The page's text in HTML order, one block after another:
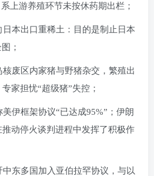
上游养殖环节未按休药期出栏；
日本出口重稀土：目的是制止日本
；
废区内家猪与野猪杂交，繁殖出
家担忧“超级猪”失控；
伊框架协议“已达成95%”；伊朗
动停火谈判进程中发挥了积极作
东多国加入亚伯拉罕协议，与以